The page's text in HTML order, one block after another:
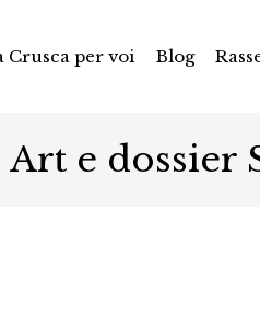
Crusca per voi Blog
Art e dossier